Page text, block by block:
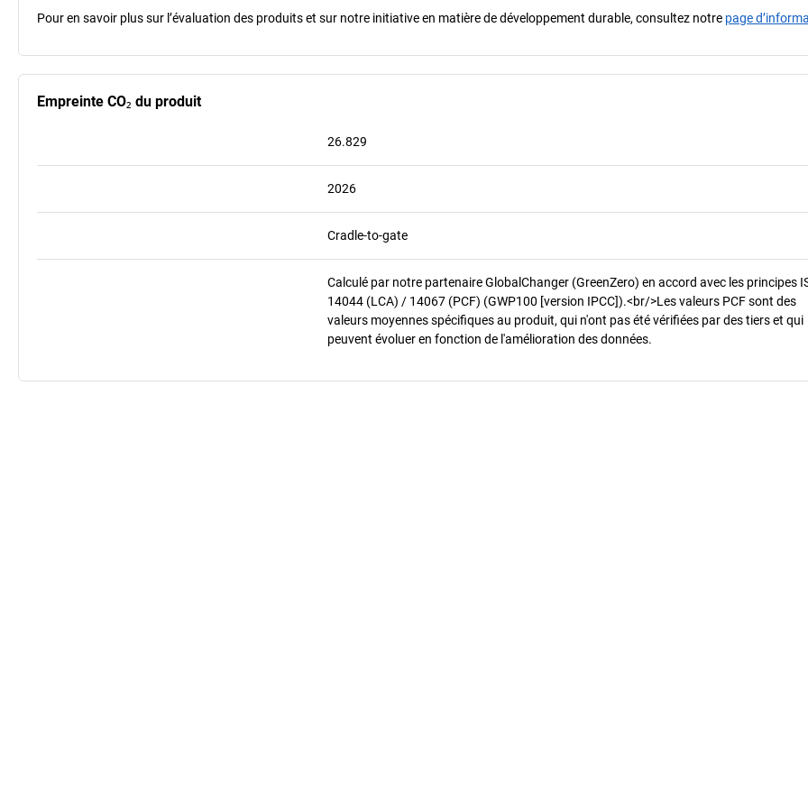
Pour en savoir plus sur l’évaluation des produits et sur notre initiative en matière de développement durable, consultez notre page
Empreinte CO₂ du produit
26.829
2026
Cradle-to-gate
Calculé par notre partenaire GlobalChanger (GreenZero) en accord avec les principes
14044 (LCA) / 14067 (PCF) (GWP100 [version IPCC]).<br/>Les valeurs PCF sont des
valeurs moyennes spécifiques au produit, qui n'ont pas été vérifiées par des tiers et qui
peuvent évoluer en fonction de l'amélioration des données.